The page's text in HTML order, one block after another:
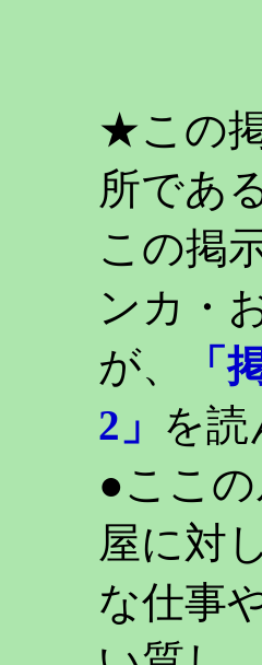
★この
所であ
この掲
ンカ・
が、
「
2」 を
●ここ
屋に対
な仕事